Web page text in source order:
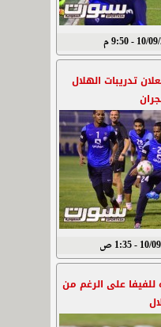
- 9:50 م
تدريبات الهلال
- 1:35 ص
على الرغم من